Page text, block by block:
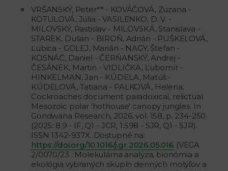
VRŠANSKÝ, Peter** - KOVÁČOVÁ, Zuzana -
KOTULOVÁ, Júlia - VASILENKO, D. V. -
MILOVSKÝ, Rastislav - MILOVSKÁ, Stanislava -
STAREK, Dušan - BIROŇ, Adrián - PUŠKELOVÁ,
Ľubica - GOLEJ, Marián - NAGY, Štefan -
KOSNÁČ, Daniel - ČERŇANSKÝ, Andrej -
ČESÁNEK, Martin - VIDLIČKA, Ľubomír -
HINKELMAN, Jan - KÚDELA, Matúš -
KÚDELOVÁ, Tatiana - PALKOVÁ, Helena.
Cockroaches document paradoxical, relictual
Mesozoic polar 'hothouse' canopy jungles. In
Gondwana Research, 2026, vol. 158, p. 234-250.
(2025: 8.9 - IF, Q1 - JCR, 1.598 - SJR, Q1 - SJR).
ISSN 1342-937X. Dostupné na:
https://doi.org/10.1016/j.gr.2026.05.016 (VEGA
2/0070/23 : Molekulárna analýza, bionómia a
ekológia vybraných skupín denných motýľov a